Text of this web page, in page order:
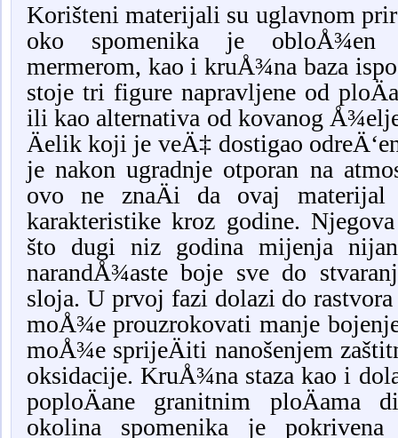
Korišteni materijali su uglavnom
oko spomenika je obloÅ¾en
mermerom, kao i kruÅ¾na baza
stoje tri figure napravljene od
ili kao alternativa od kovanog
Äelik koji je veÄ‡ dostigao
je nakon ugradnje otporan na
ovo ne znaÄi da ovaj
karakteristike kroz godine.
što dugi niz godina mijenja
narandÅ¾aste boje sve do
sloja. U prvoj fazi dolazi do
moÅ¾e prouzrokovati manje
moÅ¾e sprijeÄiti nanošenjem
oksidacije. KruÅ¾na staza kao i
poploÄane granitnim ploÄama
okolina spomenika je pokrivena